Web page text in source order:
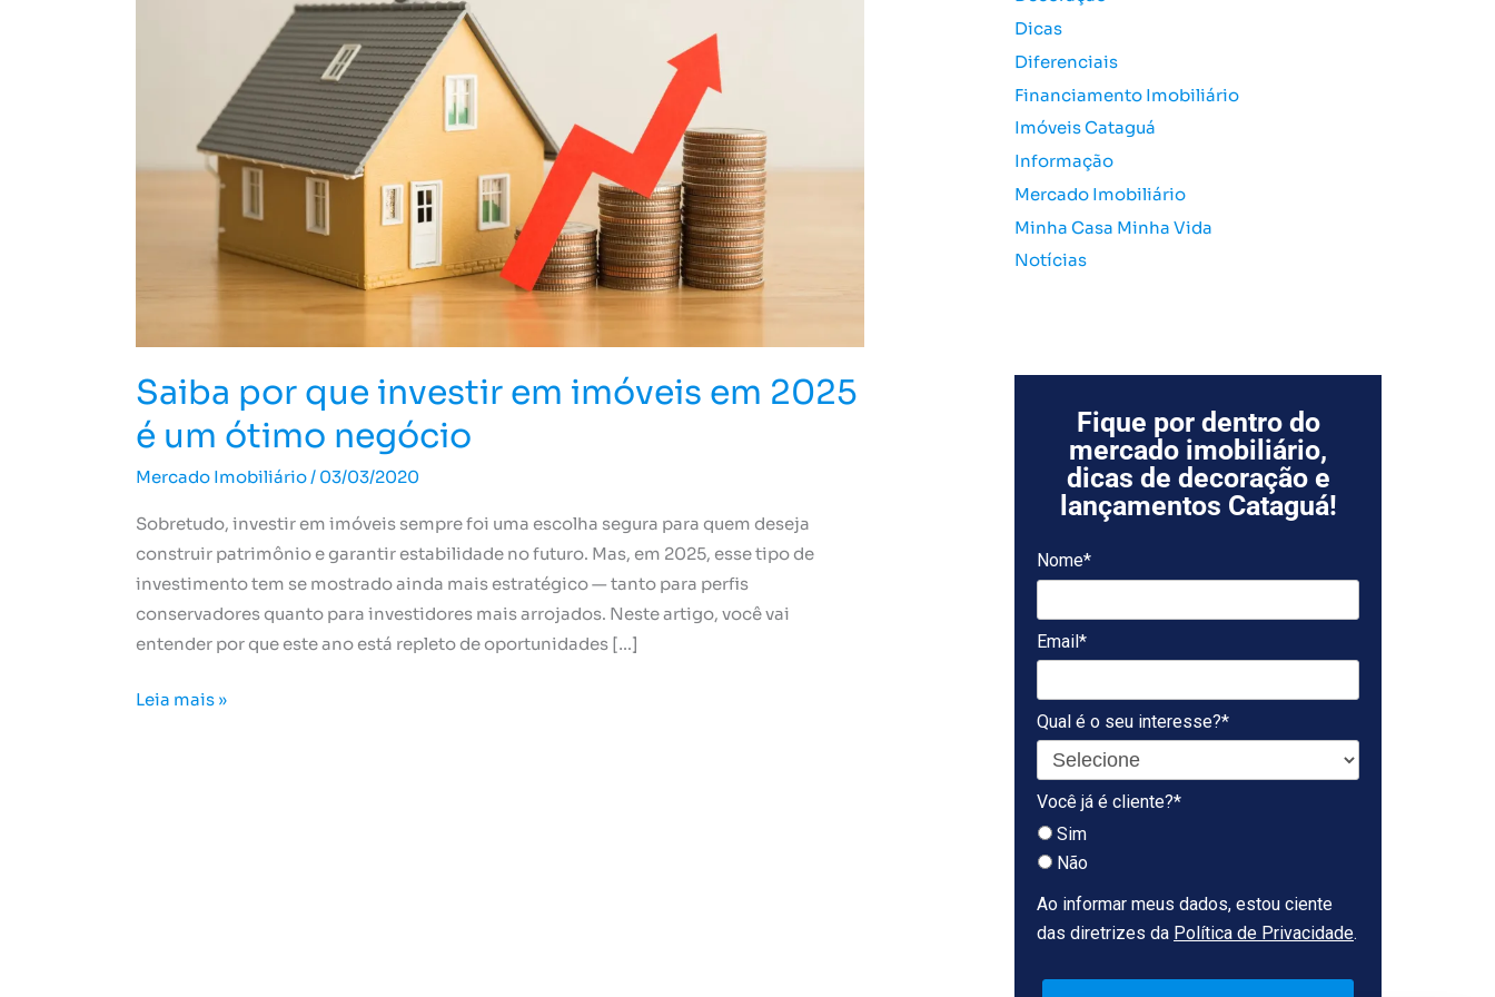
Saiba por que investir em imóveis em 2025
é um ótimo negócio
Mercado Imobiliário/ 03/03/2020
Sobretudo, investir em imóveis sempre foi uma escolha segura para quem deseja
construir patrimônio e garantir estabilidade no futuro. Mas, em 2025, esse tipo de
investimento tem se mostrado ainda mais estratégico — tanto para perfis
conservadores quanto para investidores mais arrojados. Neste artigo, você vai
entender por que este ano está repleto de oportunidades […]
ótimo
Leia mais »
o
r
Dicas
Diferenciais
Financiamento Imobiliário
Imóveis Cataguá
Informação
Mercado Imobiliário
Minha Casa Minha Vida
Notícias
Fique por dentro do
mercado imobiliário,
dicas de decoração e
lançamentos Cataguá!
Nome*
Email*
Qual é o seu interesse?*
Você já é cliente?*
Sim
Não
Ao informar meus dados, estou ciente
das diretrizes da Política de Privacidade.